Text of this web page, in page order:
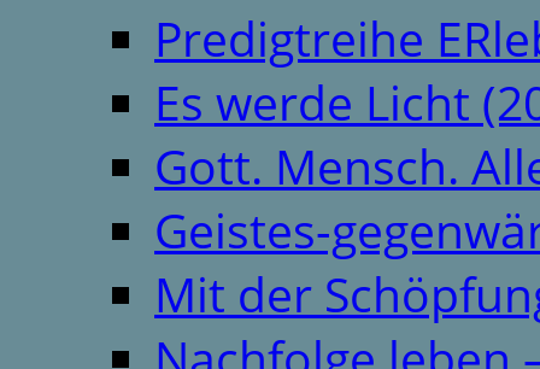
Predigtreihe
Es werde Licht
Gott. Mensch.
Geistes-
Mit der